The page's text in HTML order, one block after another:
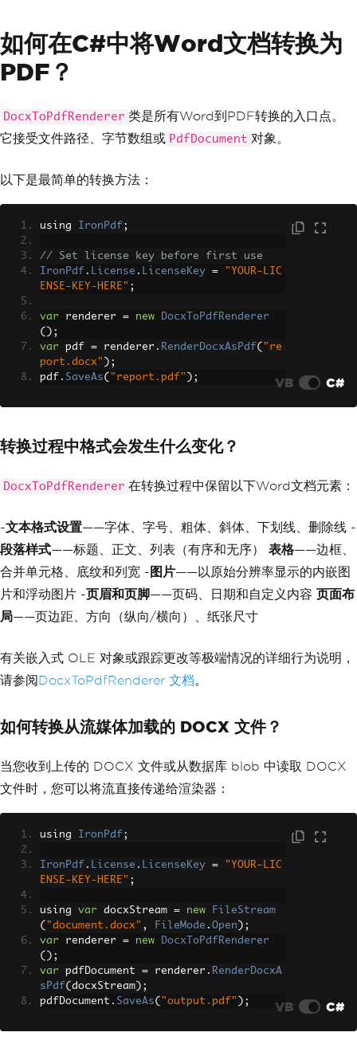
如何在C#中将Word文档转换为
PDF？
DocxToPdfRenderer 类是所有Word到PDF转换的入口点。
它接受文件路径、字节数组或 PdfDocument 对象。
以下是最简单的转换方法：
using IronPdf ;
// Set license key before first use
IronPdf . License . LicenseKey =
"YOUR-LIC
ENSE-KEY-HERE" ;
var renderer = new
DocxToPdfRenderer
();
var pdf = renderer . RenderDocxAsPdf( "re
port.docx" );
pdf . SaveAs( "report.pdf" ); VB C#
转换过程中格式会发生什么变化？
DocxToPdfRenderer 在转换过程中保留以下Word文档元素：
-文本格式设置——字体、字号、粗体、斜体、下划线、删除线 -
段落样式——标题、正文、列表（有序和无序） 表格——边框、
合并单元格、底纹和列宽 - 图片——以原始分辨率显示的内嵌图
片和浮动图片 -页眉和页脚——页码、日期和自定义内容 页面布
局——页边距、方向（纵向/横向）、纸张尺寸
有关嵌入式 OLE 对象或跟踪更改等极端情况的详细行为说明，
请参阅DocxToPdfRenderer 文档。
如何转换从流媒体加载的 DOCX 文件？
当您收到上传的 DOCX 文件或从数据库 blob 中读取 DOCX
文件时，您可以将流直接传递给渲染器：
using IronPdf ;
IronPdf . License . LicenseKey =
"YOUR-LIC
ENSE-KEY-HERE" ;
using var docxStream = new
FileStream
( "document.docx" , FileMode . Open );
var renderer = new
DocxToPdfRenderer
();
var pdfDocument = renderer . RenderDocxA
sPdf( docxStream );
pdfDocument . SaveAs( "output.pdf" ); VB C#